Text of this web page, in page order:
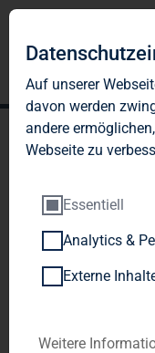
TAG
26 Abs.
Auf unserer
davon werden
andere
Webseite zu
Essentiell
Analytics &
Externe
Weitere